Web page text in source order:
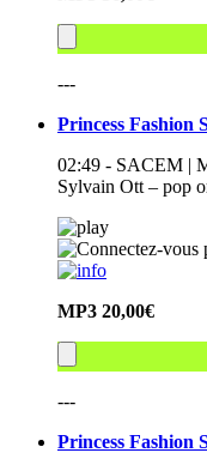
---
Princess Fashion
02:49 - SACEM |
Sylvain Ott – pop
MP3 20,00€
---
Princess Fashion